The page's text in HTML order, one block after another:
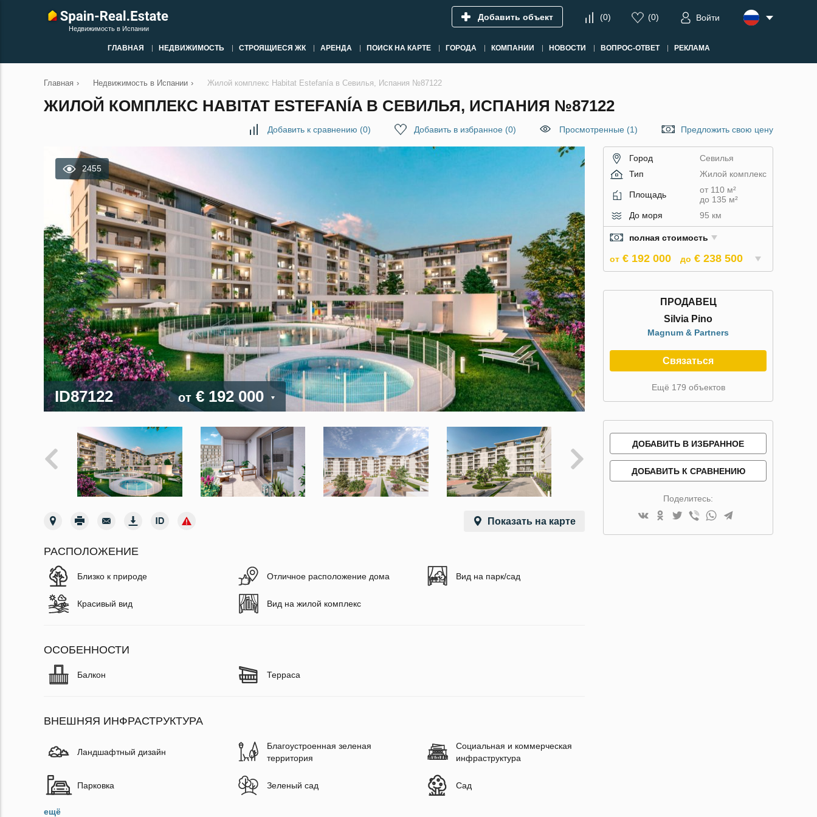
Недвижимость в Испании
Добавить объект (0) (0) Войти
ГЛАВНАЯ НЕДВИЖИМОСТЬ СТРОЯЩИЕСЯ ЖК АРЕНДА ПОИСК НА КАРТЕ ГОРОДА КОМПАНИИ НОВОСТИ ВОПРОС-ОТВЕТ РЕКЛАМА
Главная › Недвижимость в Испании › Жилой комплекс Habitat Estefanía в Севилья, Испания №87122
ЖИЛОЙ КОМПЛЕКС HABITAT ESTEFANÍA В СЕВИЛЬЯ, ИСПАНИЯ №87122
Добавить к сравнению (0) Добавить в избранное (0) Просмотренные (1) Предложить свою цену
2455
ID87122 от € 192 000
Показать на карте
РАСПОЛОЖЕНИЕ
Близко к природе Отличное расположение дома Вид на парк/сад
Красивый вид Вид на жилой комплекс
ОСОБЕННОСТИ
Балкон Терраса
ВНЕШНЯЯ ИНФРАСТРУКТУРА
Ландшафтный дизайн
Благоустроенная зеленая
территория
Социальная и коммерческая
инфраструктура
Парковка Зеленый сад Сад
ещё
Город
Севилья
Тип
Жилой комплекс
Площадь
от 110 м²
до 135 м²
До моря
95 км
полная стоимость
от € 192 000 до € 238 500
ПРОДАВЕЦ
Silvia Pino
Magnum & Partners
Связаться
Ещё 179 объектов
ДОБАВИТЬ В ИЗБРАННОЕ
ДОБАВИТЬ К СРАВНЕНИЮ
Поделитесь: